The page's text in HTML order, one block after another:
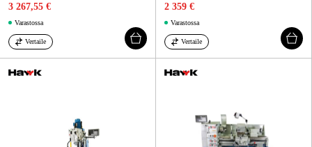
3 267,55 €
Varastossa
Vertaile
2 359 €
Varastossa
Vertaile